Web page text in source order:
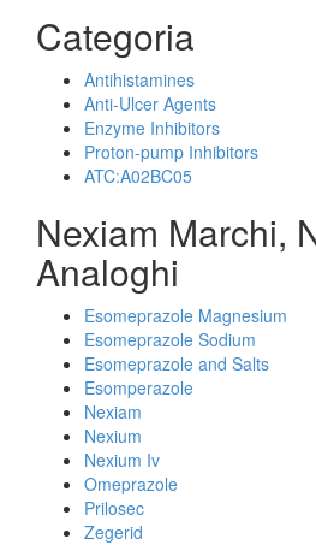
Categoria
Antihistamines
Anti-Ulcer Agents
Enzyme Inhibitors
Proton-pump Inhibitors
ATC:A02BC05
Nexiam Marchi,
Analoghi
Esomeprazole Magnesium
Esomeprazole Sodium
Esomeprazole and Salts
Esomperazole
Nexiam
Nexium
Nexium Iv
Omeprazole
Prilosec
Zegerid